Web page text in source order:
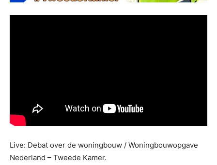
Live: Debat over de woningbouw / Woningbouwopgave
Nederland – Tweede Kamer.